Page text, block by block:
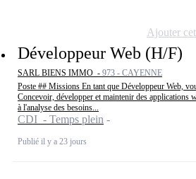
Développeur Web (H/F)
SARL BIENS IMMO - 973 - CAYENNE
Poste ## Missions En tant que Développeur Web,
Concevoir, développer et maintenir des applications
à l'analyse des besoins...
CDI - Temps plein
Publié il y a 23 jours
Ajouter